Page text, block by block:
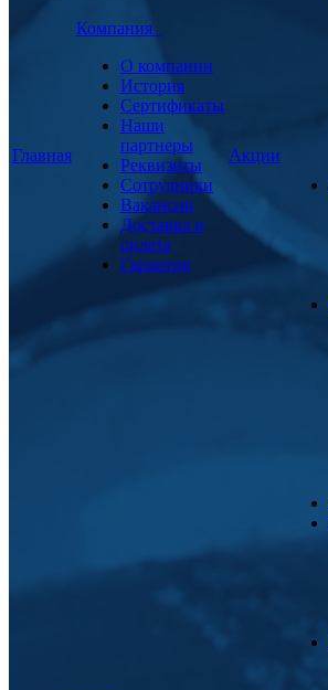
Главная
Компания
О компании
История
Сертификаты
Наши
партнеры
Реквизиты
Сотрудники
Вакансии
Доставка и
оплата
Гарантия
Акции